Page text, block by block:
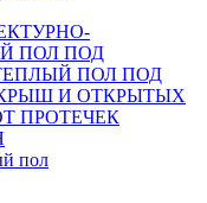
ПОЛ ПОД
ПОЛ ПОД
И ОТКРЫТЫХ
ПРОТЕЧЕК
пол